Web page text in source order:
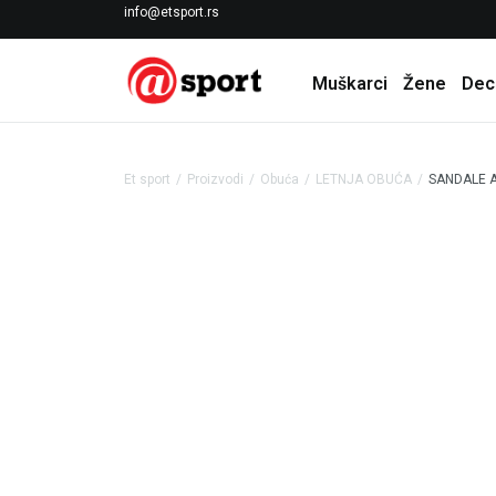
info@etsport.rs
LICENCIRANI CLEARANCE PARTNER ADIDAS
Muškarci Žene
Et sport Proizvodi Obuća LETNJA OBUĆA SANDALE